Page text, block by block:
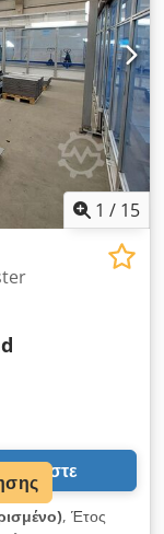
1 / 15
Καλέστε
, Έτος